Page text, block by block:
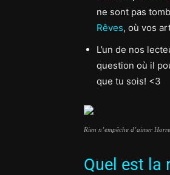
ne sont pas
Rêves, où vos
L’un de nos
question où il
que tu sois! <3
Rien n’empêche d’aimer
Quel est la